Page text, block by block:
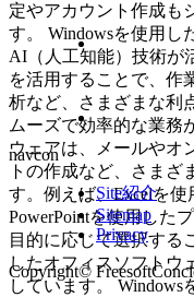
定やアカウント作成も
す。 Windowsを使用し
AI（人工知能）技術が
を活用することで、作
析など、さまざまな利
ムーズで効率的な業務
ウェアは、メールやオ
トの作成など、さまざ
す。例えば、Excelを使
PowerPointを使用した
目的に応じて選択する
したオフィスソフトウ
しています。 Windows
navcon
Site紹介
Sitemap
Privacy
Copyright©